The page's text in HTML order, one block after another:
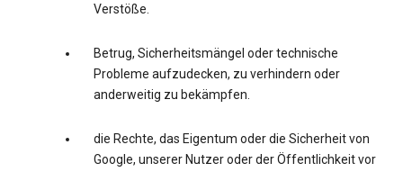
Verstöße.
Betrug, Sicherheitsmängel oder technische
Probleme aufzudecken, zu verhindern oder
anderweitig zu bekämpfen.
die Rechte, das Eigentum oder die Sicherheit von
Google, unserer Nutzer oder der Öffentlichkeit vor